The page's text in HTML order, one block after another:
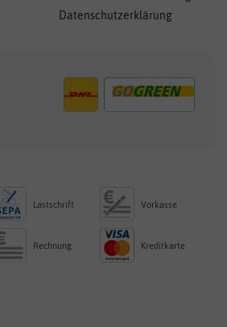
Datenschutzerklärung
Lastschrift Vorkasse
Rechnung Kreditkarte